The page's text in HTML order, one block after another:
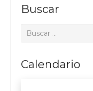
Buscar
Buscar:
Calendario